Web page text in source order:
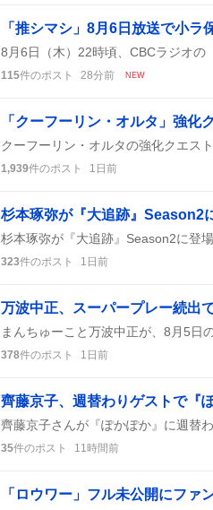
115件のポスト 28分前 NEW
1,939件のポスト 1日前
杉本琢弥が『大追跡』Season2
323件のポスト 1日前
378件のポスト 1日前
35件のポスト 11時間前